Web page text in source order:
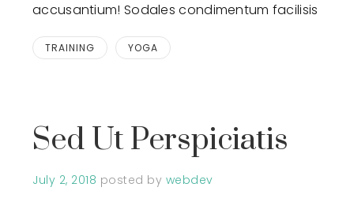
accusantium! Sodales condimentum facilisis
TRAINING YOGA
Sed Ut Perspiciatis
July 2, 2018 posted by webdev